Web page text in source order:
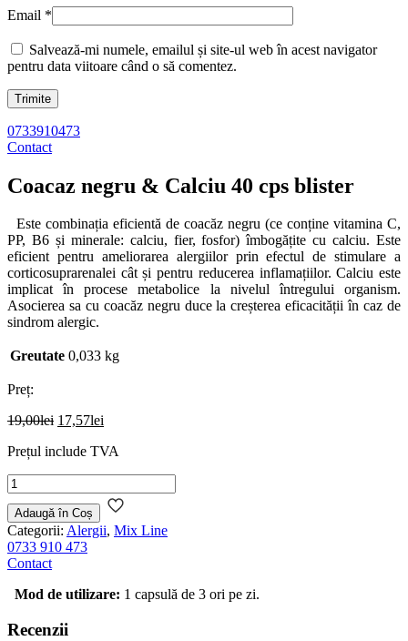
Email *
Salvează-mi numele, emailul și site-ul web în acest navigator
pentru data viitoare când o să comentez.
0733910473
Contact
Coacaz negru & Calciu 40 cps blister
Este combinația eficientă de coacăz negru (ce conține vitamina C,
PP, B6 și minerale: calciu, fier, fosfor) îmbogățite cu calciu. Este
eficient pentru ameliorarea alergiilor prin efectul de stimulare a
corticosuprarenalei cât și pentru reducerea inflamațiilor. Calciu este
implicat în procese metabolice la nivelul întregului organism.
Asocierea sa cu coacăz negru duce la creșterea eficacității în caz de
sindrom alergic.
Greutate 0,033 kg
Preț:
19,00lei Prețul
a
17,57lei
este:
Prețul include TVA
Cantitate
Coacaz
negru
&
Calciu
40
blister
Adaugă în Coș
Categorii: Alergii, Mix Line
0733 910 473
Contact
Mod de utilizare: 1 capsulă de 3 ori pe zi.
Recenzii